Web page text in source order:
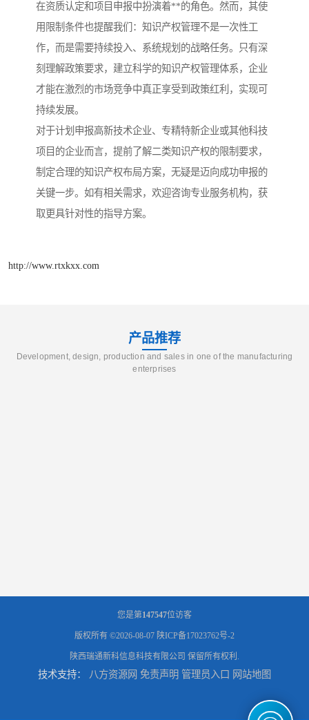
在资质认定和项目申报中扮演着**的角色。然而，其使
用限制条件也提醒我们：知识产权管理不是一次性工
作，而是需要持续投入、系统规划的战略任务。只有深
刻理解政策要求，建立科学的知识产权管理体系，企业
才能在激烈的市场竞争中真正享受到政策红利，实现可
持续发展。
对于计划申报高新技术企业、专精特新企业或其他科技
项目的企业而言，提前了解二类知识产权的限制要求，
制定合理的知识产权布局方案，无疑是迈向成功申报的
关键一步。如有相关需求，欢迎咨询专业服务机构，获
取更具针对性的指导方案。
http://www.rtxkxx.com
产品推荐
Development, design, production and sales in one of the manufacturing
enterprises
您是第147547位访客
版权所有 ©2026-08-07 陕ICP备17023762号-2
陕西瑞通新科信息科技有限公司 保留所有权利.
技术支持： 八方资源网 免责声明 管理员入口 网站地图